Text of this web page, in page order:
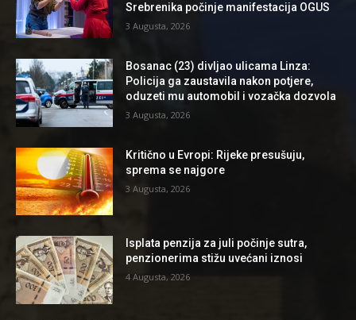
Srebrenika počinje manifestacija OGUS
3 Augusta, 2026
Bosanac (23) divljao ulicama Linza:
Policija ga zaustavila nakon potjere,
oduzeti mu automobil i vozačka dozvola
3 Augusta, 2026
Kritično u Evropi: Rijeke presušuju,
sprema se najgore
3 Augusta, 2026
Isplata penzija za juli počinje sutra,
penzionerima stižu uvećani iznosi
4 Augusta, 2026